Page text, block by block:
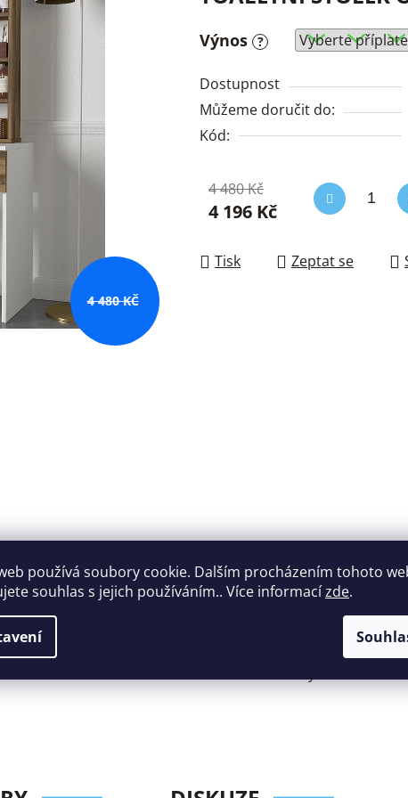
používá soubory cookie. Dalším procházením tohoto
souhlas s jejich používáním.. Více informacízde.
Výnos ?
Dostupnost
Můžeme doručit do:
Kód:
4 480 Kč
4 196 Kč
Tisk Zeptat se
4 480 KČ
Perfektní
zákaznická podpora
Široký výběr